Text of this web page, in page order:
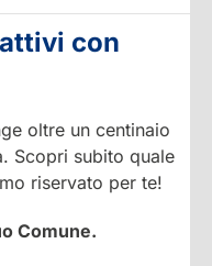
con
oltre un centinaio
Scopri subito quale
riservato per te!
Comune.